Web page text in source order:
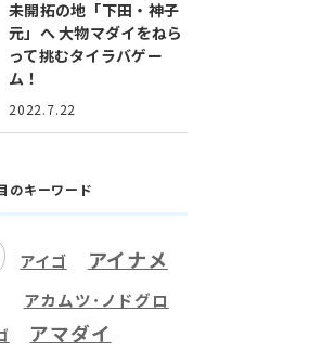
未開拓の地「下田・神子
元」へ大物マダイをねら
って挑むタイラバゲー
ム！
2022.7.22
のキーワード
アイゴ アイナメ
アカムツ･ノドグロ
アマダイ